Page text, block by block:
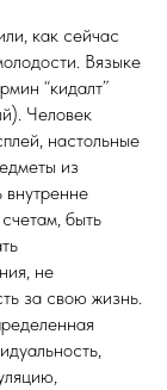
как сейчас
Вязыке
“кидалт”
Человек
настольные
из
внутренне
быть
не
за свою жизнь.